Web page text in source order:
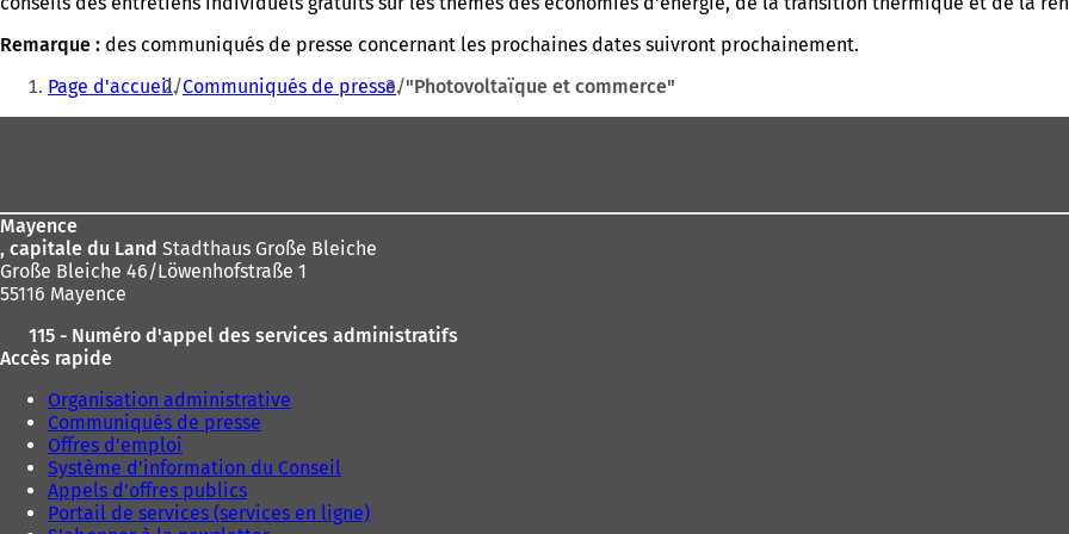
Remarque : des communiqués de presse concernant les prochaines dates suivront prochainement.
Vous
êtes
Page d'accueil Communiqués de presse "Photovoltaïque et commerce"
Mayence
, capitale du Land Stadthaus Große Bleiche
Große Bleiche 46/Löwenhofstraße 1
55116 Mayence
115 - Numéro d'appel des services administratifs
Accès rapide
Organisation administrative
Communiqués de presse
Offres d'emploi
Système d'information du Conseil
Appels d'offres publics
Portail de services (services en ligne)